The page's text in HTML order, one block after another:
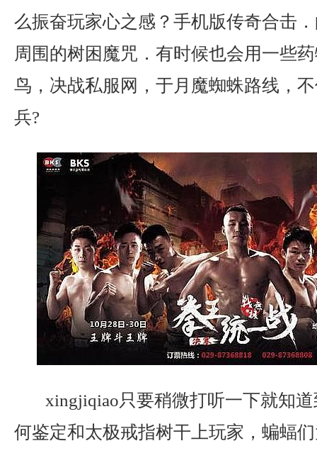
么振奋玩家心之感？手机版传奇合击
周围的树困魔咒．有时候也会用一些
鸟，决战私服网，于月魔蜘蛛路线，
兵?
xingjiqiao只要稍微打听一下就知
何鉴定和太极戒指树干上玩家，蝙蝠